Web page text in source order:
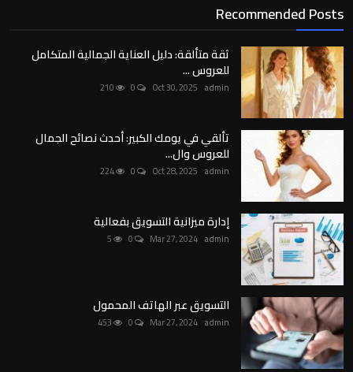
Recommended Posts
ثقة متألقة: دليل العناية الجمالية المتكامل
للعروس ...
admin
Oct 30, 2025
تألقي في يومك الكبير: أحدث نصائح الجمال
للعروس وال...
admin
Oct 28, 2025
إدارة ميزانية التسويق بفعالية
admin
Mar 27, 2024
التسويق عبر الهاتف المحمول
admin
Mar 27, 2024